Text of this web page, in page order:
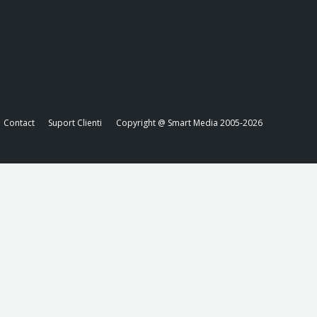
Contact Suport Clienti Copyright @ Smart Media 2005-2026